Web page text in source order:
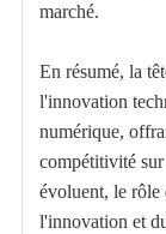
marché.
En résumé, la
l'innovation
numérique,
compétitivité
évoluent, le rôle
l'innovation et